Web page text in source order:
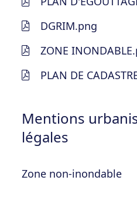
DGRIM.png
ZONE
PLAN DE
Mentions
légales
Zone non-inondable